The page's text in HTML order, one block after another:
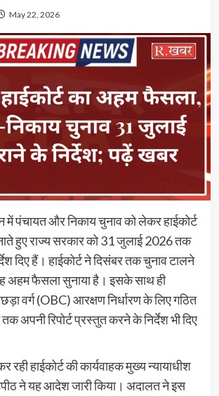
May 22, 2026
पंचायत और निकाय चुनाव को लेकर हाईकोर्ट
हुए राज्य सरकार को 31 जुलाई 2026 तक
दिए हैं। हाईकोर्ट ने दिसंबर तक चुनाव टालने
अहम फैसला सुनाया है। इसके साथ ही
वर्ग (OBC) आरक्षण निर्धारण के लिए गठित
अपनी रिपोर्ट प्रस्तुत करने के निर्देश भी दिए
रही हाईकोर्ट की कार्यवाहक मुख्य न्यायाधीश
ने यह आदेश जारी किया। अदालत ने इस